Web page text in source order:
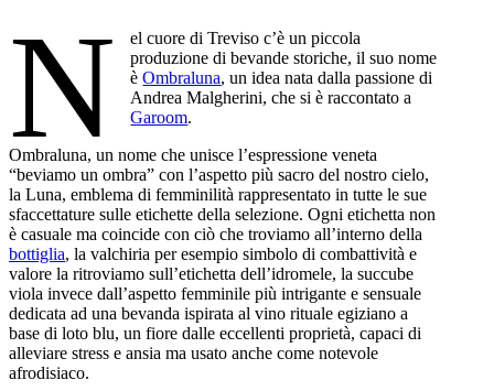
N
el cuore di Treviso c’è un piccola
produzione di bevande storiche, il suo nome
èOmbraluna, un idea nata dalla passione di
Andrea Malgherini, che si è raccontato a
Garoom.
Ombraluna, un nome che unisce l’espressione veneta
“beviamo un ombra” con l’aspetto più sacro del nostro cielo,
la Luna, emblema di femminilità rappresentato in tutte le sue
sfaccettature sulle etichette della selezione. Ogni etichetta non
è casuale ma coincide con ciò che troviamo all’interno della
bottiglia, la valchiria per esempio simbolo di combattività e
valore la ritroviamo sull’etichetta dell’idromele, la succube
viola invece dall’aspetto femminile più intrigante e sensuale
dedicata ad una bevanda ispirata al vino rituale egiziano a
base di loto blu, un fiore dalle eccellenti proprietà, capaci di
alleviare stress e ansia ma usato anche come notevole
afrodisiaco.